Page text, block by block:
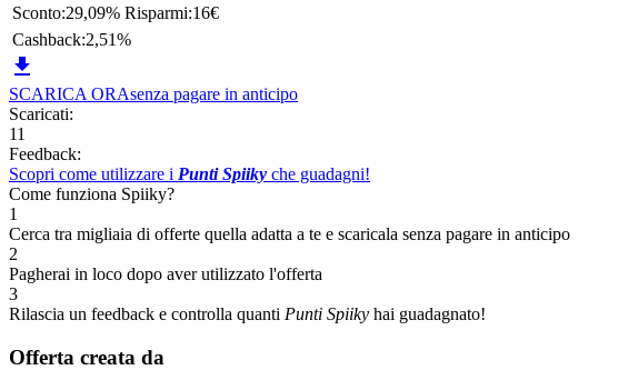
Sconto:29,09% Risparmi:16€
Cashback:2,51%

SCARICA ORAsenza pagare in anticipo
Scaricati:
11
Feedback:
Scopri come utilizzare i Punti Spiiky che guadagni!
Come funziona Spiiky?
1
Cerca tra migliaia di offerte quella adatta a te e scaricala senza pagare in anticipo
2
Pagherai in loco dopo aver utilizzato l'offerta
3
Rilascia un feedback e controlla quanti Punti Spiiky hai guadagnato!
Offerta creata da